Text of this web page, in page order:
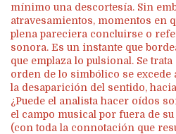
mínimo una descortesía. Sin
atravesamientos, momentos en
plena pareciera concluirse o
sonora. Es un instante que
que emplaza lo pulsional. Se
orden de lo simbólico se
la desaparición del sentido,
¿Puede el analista hacer oídos
el campo musical por fuera de
(con toda la connotación que